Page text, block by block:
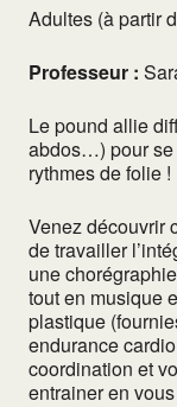
Adultes (à partir
Professeur :
Le pound allie
abdos…) pour se
rythmes de folie !
Venez découvrir
de travailler
une
tout en musique
plastique
endurance
coordination et
entrainer en